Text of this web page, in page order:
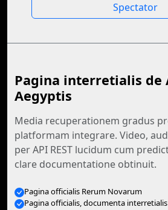
Spectator
Pagina interretialis de
Aegyptis
Media recuperationem gradus
platformam integrare. Video,
per API REST lucidum cum
clare documentatione obtinuit.
Pagina officialis Rerum Novarum
Pagina officialis, documenta interretialis